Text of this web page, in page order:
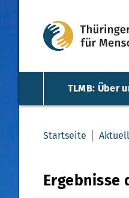
TLMB: Über
Startseite